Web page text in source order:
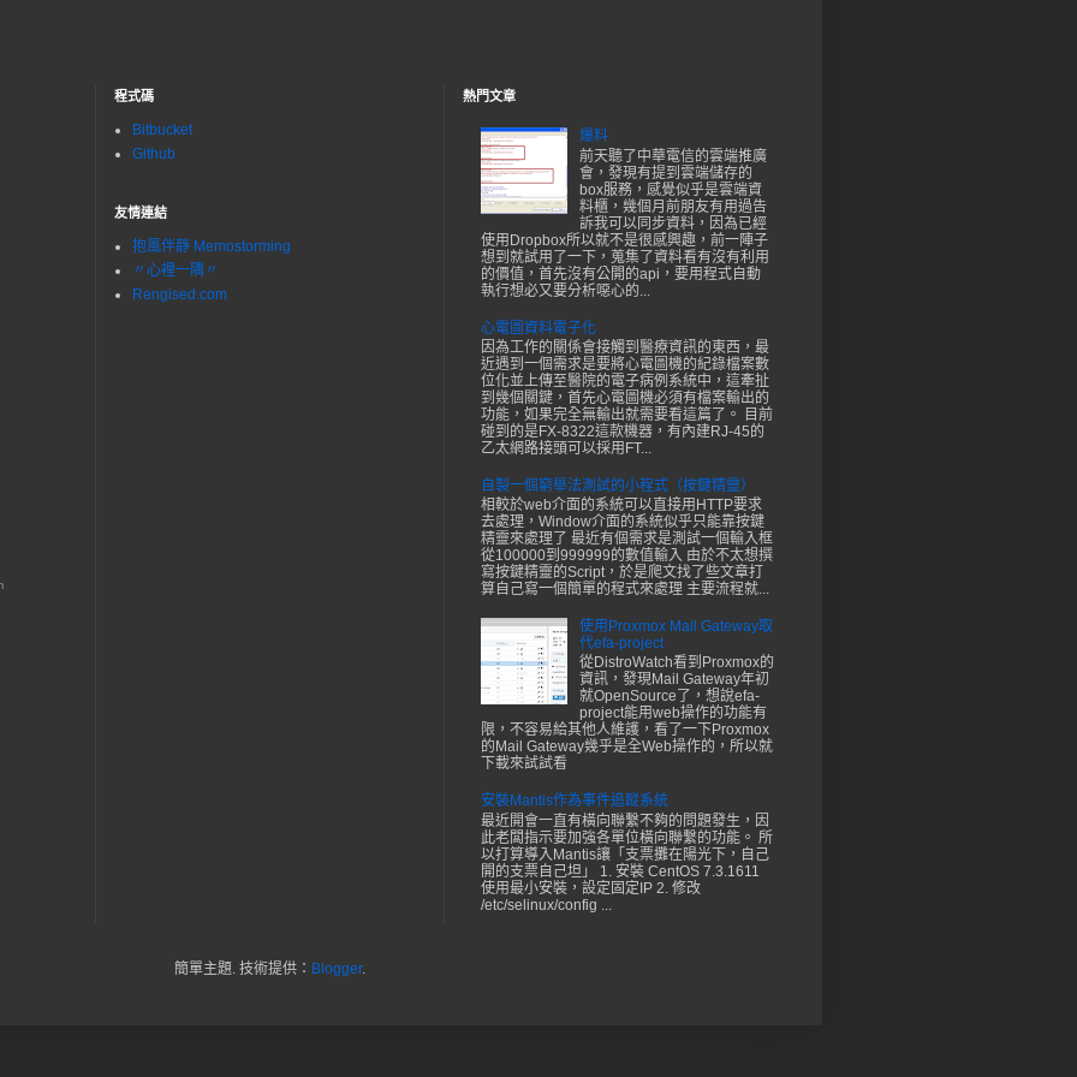
程式碼
Bitbucket
Github
友情連結
抱風伴靜 Memostorming
〃心裡一隅〃
Rengised.com
熱門文章
爆料
前天聽了中華電信的雲端推廣
會，發現有提到雲端儲存的
box服務，感覺似乎是雲端資
料櫃，幾個月前朋友有用過告
訴我可以同步資料，因為已經
使用Dropbox所以就不是很感興趣，前一陣子
想到就試用了一下，蒐集了資料看有沒有利用
的價值，首先沒有公開的api，要用程式自動
執行想必又要分析噁心的...
心電圖資料電子化
因為工作的關係會接觸到醫療資訊的東西，最
近遇到一個需求是要將心電圖機的紀錄檔案數
位化並上傳至醫院的電子病例系統中，這牽扯
到幾個關鍵，首先心電圖機必須有檔案輸出的
功能，如果完全無輸出就需要看這篇了。 目前
碰到的是FX-8322這款機器，有內建RJ-45的
乙太網路接頭可以採用FT...
自製一個窮舉法測試的小程式（按鍵精靈）
相較於web介面的系統可以直接用HTTP要求
去處理，Window介面的系統似乎只能靠按鍵
精靈來處理了 最近有個需求是測試一個輸入框
從100000到999999的數值輸入 由於不太想撰
寫按鍵精靈的Script，於是爬文找了些文章打
算自己寫一個簡單的程式來處理 主要流程就...
使用Proxmox Mail Gateway取
代efa-project
從DistroWatch看到Proxmox的
資訊，發現Mail Gateway年初
就OpenSource了，想說efa-
project能用web操作的功能有
限，不容易給其他人維護，看了一下Proxmox
的Mail Gateway幾乎是全Web操作的，所以就
下載來試試看
安裝Mantis作為事件追蹤系統
最近開會一直有橫向聯繫不夠的問題發生，因
此老闆指示要加強各單位橫向聯繫的功能。 所
以打算導入Mantis讓「支票攤在陽光下，自己
開的支票自己坦」 1. 安裝 CentOS 7.3.1611
使用最小安裝，設定固定IP 2. 修改
/etc/selinux/config ...
簡單主題. 技術提供： Blogger.